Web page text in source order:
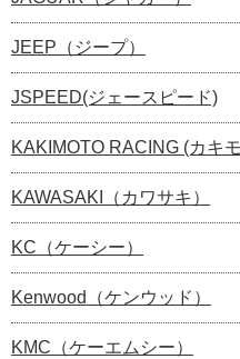
JEEP（ジープ）
JSPEED(ジェースピード)
KAKIMOTO RACING (カキ
KAWASAKI（カワサキ）
KC（ケーシー）
Kenwood（ケンウッド）
KMC（ケーエムシー）